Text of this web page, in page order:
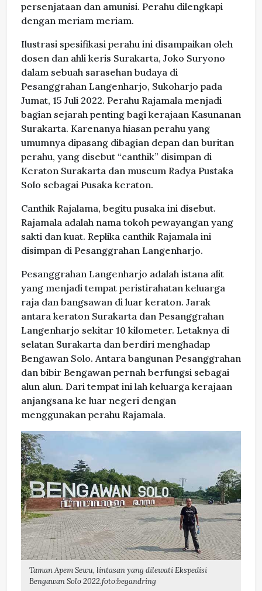
persenjataan dan amunisi. Perahu dilengkapi
dengan meriam meriam.
Ilustrasi spesifikasi perahu ini disampaikan oleh
dosen dan ahli keris Surakarta, Joko Suryono
dalam sebuah sarasehan budaya di
Pesanggrahan Langenharjo, Sukoharjo pada
Jumat, 15 Juli 2022. Perahu Rajamala menjadi
bagian sejarah penting bagi kerajaan Kasunanan
Surakarta. Karenanya hiasan perahu yang
umumnya dipasang dibagian depan dan buritan
perahu, yang disebut “canthik” disimpan di
Keraton Surakarta dan museum Radya Pustaka
Solo sebagai Pusaka keraton.
Canthik Rajalama, begitu pusaka ini disebut.
Rajamala adalah nama tokoh pewayangan yang
sakti dan kuat. Replika canthik Rajamala ini
disimpan di Pesanggrahan Langenharjo.
Pesanggrahan Langenharjo adalah istana alit
yang menjadi tempat peristirahatan keluarga
raja dan bangsawan di luar keraton. Jarak
antara keraton Surakarta dan Pesanggrahan
Langenharjo sekitar 10 kilometer. Letaknya di
selatan Surakarta dan berdiri menghadap
Bengawan Solo. Antara bangunan Pesanggrahan
dan bibir Bengawan pernah berfungsi sebagai
alun alun. Dari tempat ini lah keluarga kerajaan
anjangsana ke luar negeri dengan
menggunakan perahu Rajamala.
Taman Apem Sewu, lintasan yang dilewati Ekspedisi
Bengawan Solo 2022.foto:begandring